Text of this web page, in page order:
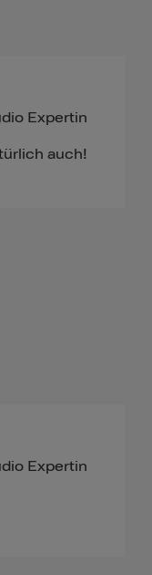
Expertin
auch!
Expertin